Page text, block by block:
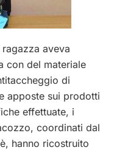
aveva
con del materiale
di
apposte sui prodotti
effettuate, i
coordinati dal
hanno ricostruito